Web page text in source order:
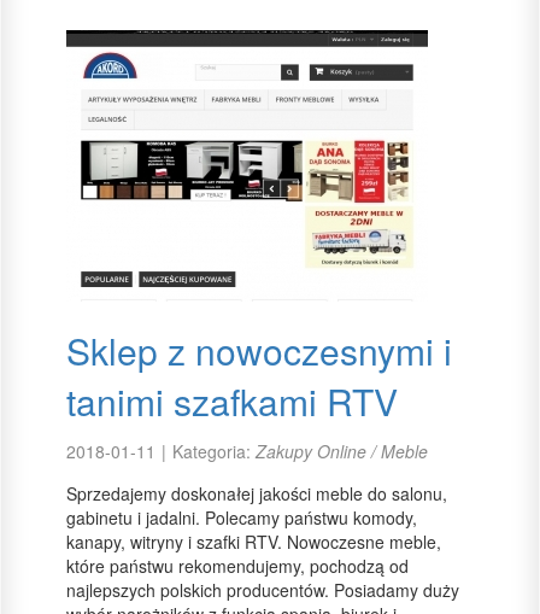
Sklep z nowoczesnymi i
tanimi szafkami RTV
2018-01-11 | Kategoria:Zakupy Online / Meble
Sprzedajemy doskonałej jakości meble do salonu,
gabinetu i jadalni. Polecamy państwu komody,
kanapy, witryny i szafki RTV. Nowoczesne meble,
które państwu rekomendujemy, pochodzą od
najlepszych polskich producentów. Posiadamy duży